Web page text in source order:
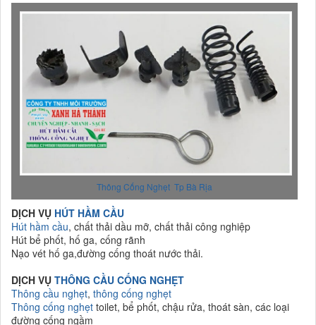
Thông Cống Nghẹt Tp Bà Rịa
DỊCH VỤ HÚT HẦM CẦU
Hút hầm cầu, chất thải dầu mỡ, chất thải công nghiệp
Hút bể phốt, hố ga, cống rãnh
Nạo vét hố ga,đường cống thoát nước thải.
DỊCH VỤ THÔNG CẦU CỐNG NGHẸT
Thông cầu nghẹt, thông cống nghẹt
Thông cống nghẹt toilet, bể phốt, chậu rửa, thoát sàn, các loại
đường cống ngầm